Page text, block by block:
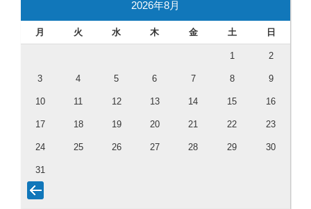
2026年8月
月 火 水 木 金 土 日
1 2
3 4 5 6 7 8 9
10 11 12 13 14 15 16
17 18 19 20 21 22 23
24 25 26 27 28 29 30
31